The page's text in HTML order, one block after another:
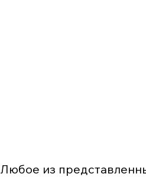
Любое из